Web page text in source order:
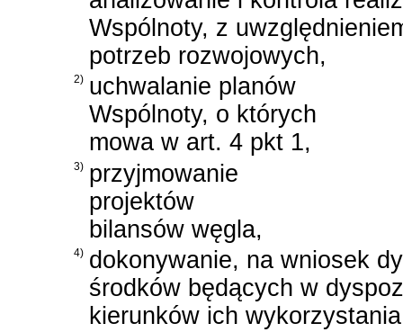
Wspólnoty, z
potrzeb rozwojowych,
2) uchwalanie planów
Wspólnoty, o których
mowa w art. 4 pkt 1,
3) przyjmowanie
projektów
bilansów węgla,
4) dokonywanie, na wniosek
środków będących w
kierunków ich